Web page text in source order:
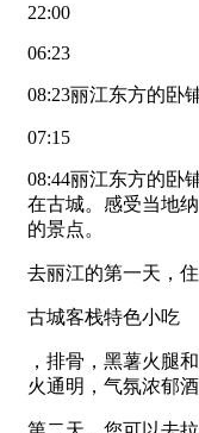
22:00
06:23
08:23丽江东方的卧
07:15
08:44丽江东方的卧
在古城。感受当地
的景点。
去丽江的第一天，
古城客栈特色小吃
，排骨，黑薯火腿
火通明，气氛浓郁